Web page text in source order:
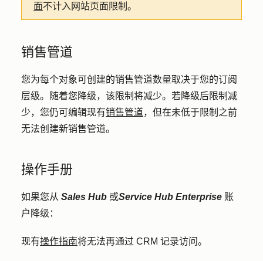
面不计入网站页面限制。
销售管道
您为每个对象可创建的销售管道数量取决于您的订阅
层级。随着您降级，该限制将减少。若降级后限制减
少，您仍可编辑现有销售管道，但在未低于限制之前
无法创建新销售管道。
操作手册
如果您从 Sales Hub 或Service Hub Enterprise 账
户降级：
现有操作指南将无法再通过 CRM 记录访问。